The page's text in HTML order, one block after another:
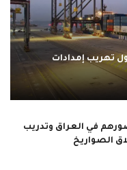
تهريب إمدادات
في العراق وتدريب
الصواريخ